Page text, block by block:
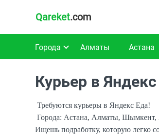
Qareket.com
Города Алматы Астана
Курьер в
Требуются курьеры в Яндекс Еда!
Города: Астана, Алматы, Шымкент,
Ищешь подработку, которую легко